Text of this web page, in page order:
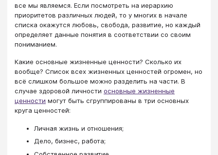
все мы являемся. Если посмотреть на иерархию
приоритетов различных людей, то у многих в начале
списка окажутся любовь, свобода, развитие, но каждый
определяет данные понятия в соответствии со своим
пониманием.
Какие основные жизненные ценности? Сколько их
вообще? Список всех жизненных ценностей огромен, но
всё слишком большое можно разделить на части. В
случае здоровой личности основные жизненные
ценности могут быть сгруппированы в три основных
круга ценностей:
Личная жизнь и отношения;
Дело, бизнес, работа;